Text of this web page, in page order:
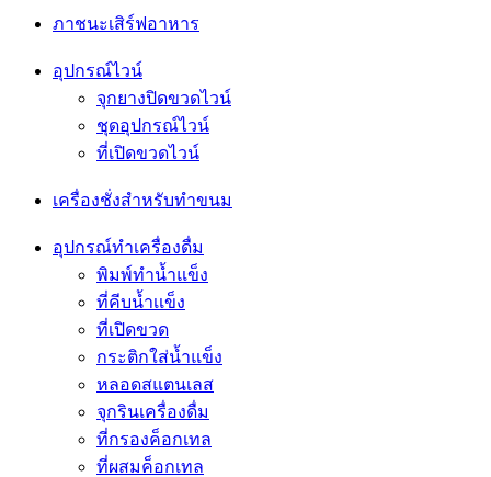
ภาชนะเสิร์ฟอาหาร
อุปกรณ์ไวน์
จุกยางปิดขวดไวน์
ชุดอุปกรณ์ไวน์
ที่เปิดขวดไวน์
เครื่องชั่งสำหรับทำขนม
อุปกรณ์ทำเครื่องดื่ม
พิมพ์ทำน้ำแข็ง
ที่คีบน้ำเเข็ง
ที่เปิดขวด
กระติกใส่น้ำแข็ง
หลอดสแตนเลส
จุกรินเครื่องดื่ม
ที่กรองค็อกเทล
ที่ผสมค็อกเทล